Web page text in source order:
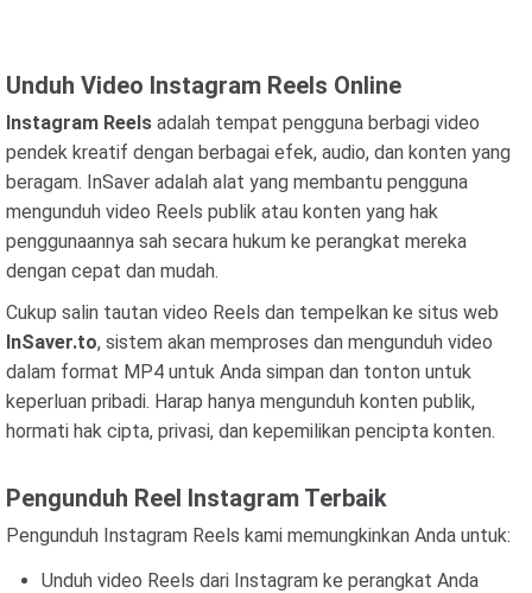
Unduh Video Instagram Reels Online
Instagram Reels adalah tempat pengguna berbagi video
pendek kreatif dengan berbagai efek, audio, dan konten yang
beragam. InSaver adalah alat yang membantu pengguna
mengunduh video Reels publik atau konten yang hak
penggunaannya sah secara hukum ke perangkat mereka
dengan cepat dan mudah.
Cukup salin tautan video Reels dan tempelkan ke situs web
InSaver.to, sistem akan memproses dan mengunduh video
dalam format MP4 untuk Anda simpan dan tonton untuk
keperluan pribadi. Harap hanya mengunduh konten publik,
hormati hak cipta, privasi, dan kepemilikan pencipta konten.
Pengunduh Reel Instagram Terbaik
Pengunduh Instagram Reels kami memungkinkan Anda untuk:
Unduh video Reels dari Instagram ke perangkat Anda